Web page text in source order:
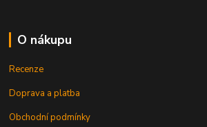
O nákupu
Recenze
Doprava a platba
Obchodní podmínky